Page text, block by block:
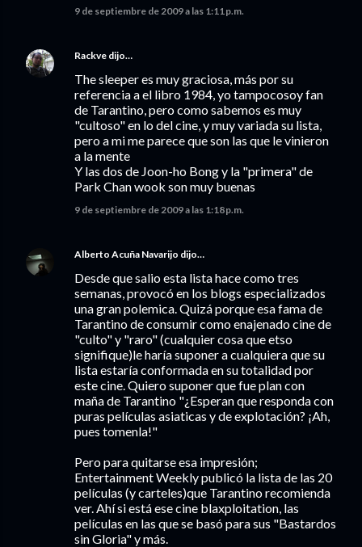
9 de septiembre de 2009 a las 1:11 p.m.
Rackve dijo…
The sleeper es muy graciosa, más por su
referencia a el libro 1984, yo tampocosoy fan
de Tarantino, pero como sabemos es muy
"cultoso" en lo del cine, y muy variada su lista,
pero a mi me parece que son las que le vinieron
a la mente
Y las dos de Joon-ho Bong y la "primera" de
Park Chan wook son muy buenas
9 de septiembre de 2009 a las 1:18 p.m.
Alberto Acuña Navarijo dijo…
Desde que salio esta lista hace como tres
semanas, provocó en los blogs especializados
una gran polemica. Quizá porque esa fama de
Tarantino de consumir como enajenado cine de
"culto" y "raro" (cualquier cosa que etso
signifique)le haría suponer a cualquiera que su
lista estaría conformada en su totalidad por
este cine. Quiero suponer que fue plan con
maña de Tarantino "¿Esperan que responda con
puras películas asiaticas y de explotación? ¡Ah,
pues tomenla!"
Pero para quitarse esa impresión;
Entertainment Weekly publicó la lista de las 20
películas (y carteles)que Tarantino recomienda
ver. Ahí si está ese cine blaxploitation, las
películas en las que se basó para sus "Bastardos
sin Gloria" y más.